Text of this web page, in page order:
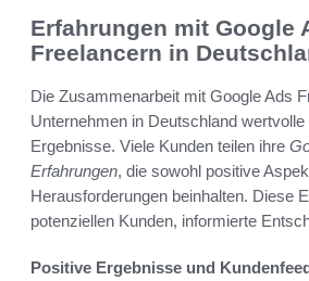
Erfahrungen mit Google
Freelancern in
Die Zusammenarbeit mit Google Ads
Unternehmen in Deutschland wertvolle
Ergebnisse. Viele Kunden teilen ihre
Erfahrungen, die sowohl positive
Herausforderungen beinhalten. Diese
potenziellen Kunden, informierte
Positive Ergebnisse und